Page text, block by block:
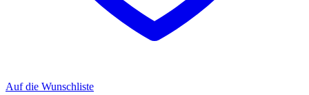
Auf die Wunschliste